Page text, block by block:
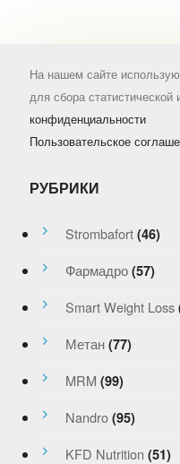
На нашем сайте
для сбора
конфиденциальности
Пользовательское
РУБРИКИ
Strombafort (46)
Фармадро (57)
Smart Weight Loss
Метан (77)
MRM (99)
Nandro (95)
KFD Nutrition (51)